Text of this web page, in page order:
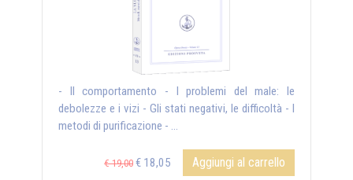
- Il comportamento - I problemi del male: le
debolezze e i vizi - Gli stati negativi, le difficoltà - I
metodi di purificazione - ...
€ 19,00 € 18,05 Aggiungi al carrello